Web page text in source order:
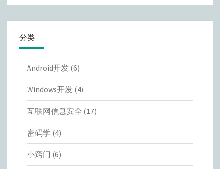
分类
Android开发 (6)
Windows开发 (4)
互联网信息安全 (17)
密码学 (4)
小窍门 (6)